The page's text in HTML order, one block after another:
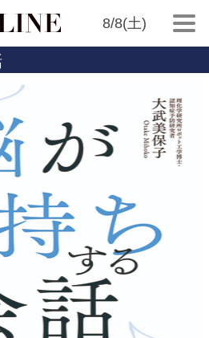
8/8(土)